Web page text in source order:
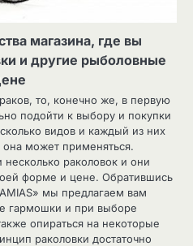
магазина, где вы
и другие рыболовные
то, конечно же, в первую
подойти к выбору и покупки
видов и каждый из них
может применяться.
раколовок и они
форме и цене. Обратившись
мы предлагаем вам
гармошки и при выборе
опираться на некоторые
раколовки достаточно